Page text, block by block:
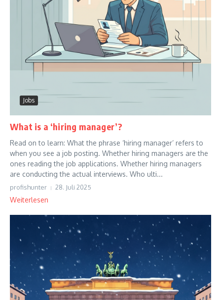
Jobs
What is a ‘hiring manager’?
Read on to learn: What the phrase ‘hiring manager’ refers to
when you see a job posting. Whether hiring managers are the
ones reading the job applications. Whether hiring managers
are conducting the actual interviews. Who ulti...
profishunter 28. Juli 2025
Weiterlesen